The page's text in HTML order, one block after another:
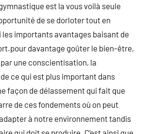
est la vous voilà seule
de se dorloter tout en
les importants avantages baisant de
davantage goûter le bien-être,
une conscientisation, la
ce qui est plus important dans
façon de délassement qui fait que
de ces fondements où on peut
à notre environnement tandis